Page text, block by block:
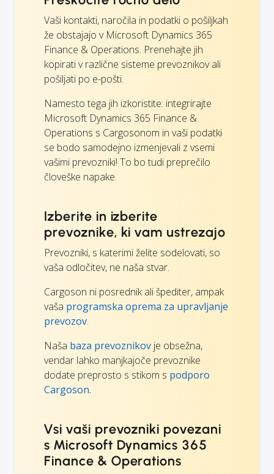
Vaši kontakti, naročila in podatki o pošiljkah
že obstajajo v Microsoft Dynamics 365
Finance & Operations. Prenehajte jih
kopirati v različne sisteme prevoznikov ali
pošiljati po e-pošti.
Namesto tega jih izkoristite: integrirajte
Microsoft Dynamics 365 Finance &
Operations s Cargosonom in vaši podatki
se bodo samodejno izmenjevali z vsemi
vašimi prevozniki! To bo tudi preprečilo
človeške napake.
Izberite in izberite
prevoznike, ki vam ustrezajo
Prevozniki, s katerimi želite sodelovati, so
vaša odločitev, ne naša stvar.
Cargoson ni posrednik ali špediter, ampak
vaša programska oprema za upravljanje
prevozov.
Naša baza prevoznikov je obsežna,
vendar lahko manjkajoče prevoznike
dodate preprosto s stikom s podporo
Cargoson.
Vsi vaši prevozniki povezani
s Microsoft Dynamics 365
Finance & Operations